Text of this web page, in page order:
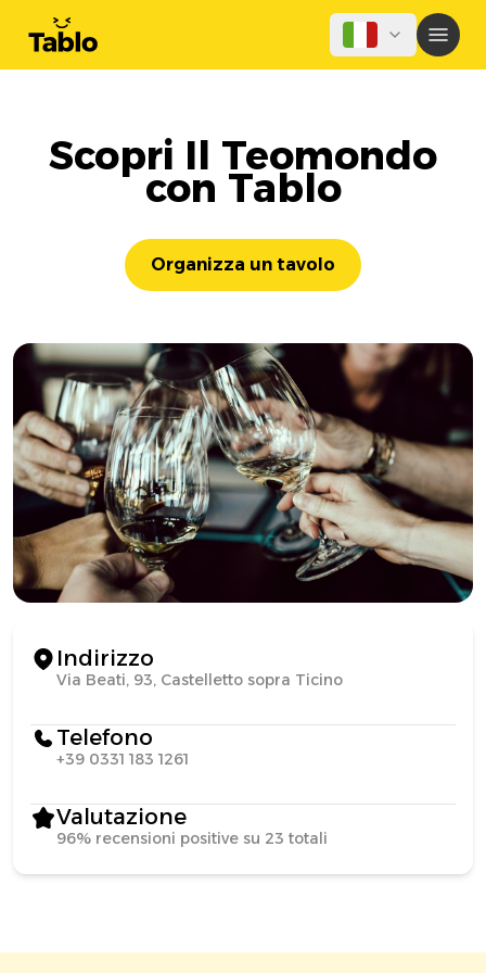
Scopri Il Teomondo
con Tablo
Organizza un tavolo
Indirizzo
Via Beati, 93, Castelletto sopra Ticino
Telefono
+39 0331 183 1261
Valutazione
96% recensioni positive su 23 totali